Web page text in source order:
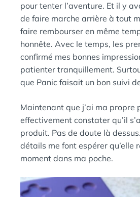
pour tenter l’aventure. Et il y
de faire marche arrière à tout
faire rembourser en même
honnête. Avec le temps, les
confirmé mes bonnes
patienter tranquillement.
que Panic faisait un bon suivi
Maintenant que j’ai ma propre
effectivement constater qu’il
produit. Pas de doute là
détails me font espérer qu’elle
moment dans ma poche.